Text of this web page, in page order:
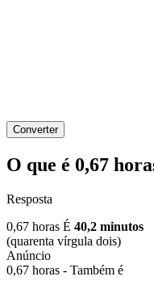
Converter
O que é 0,67
Resposta
0,67 horas É 40,2 minutos
(quarenta vírgula dois)
0,67 horas - Também é